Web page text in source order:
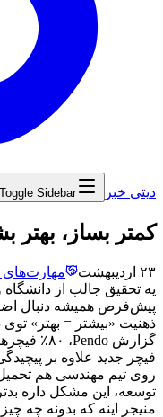
دیتی خبر Toggle Sidebar
‏کمتر بساز، بهتر
۲۳ اردیبهشت مهارت‌های
یه تحقیق جالب از دانشگاه
پیش‌فرض همیشه دنبال
ذهنیت «بیشتر = بهتر» توی
گزارش Pendo، ۸۰٪
فیچر جدید علاوه بر
روی تیم مهندسی هم
توسعه، این مشکل داره بدتر
منیجر
اینه که بدونه چه